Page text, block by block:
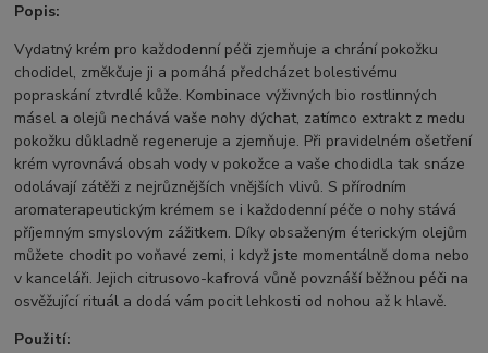
Popis:
Vydatný krém pro každodenní péči zjemňuje a chrání pokožku
chodidel, změkčuje ji a pomáhá předcházet bolestivému
popraskání ztvrdlé kůže. Kombinace výživných bio rostlinných
másel a olejů nechává vaše nohy dýchat, zatímco extrakt z medu
pokožku důkladně regeneruje a zjemňuje. Při pravidelném ošetření
krém vyrovnává obsah vody v pokožce a vaše chodidla tak snáze
odolávají zátěži z nejrůznějších vnějších vlivů. S přírodním
aromaterapeutickým krémem se i každodenní péče o nohy stává
příjemným smyslovým zážitkem. Díky obsaženým éterickým olejům
můžete chodit po voňavé zemi, i když jste momentálně doma nebo
v kanceláři. Jejich citrusovo-kafrová vůně povznáší běžnou péči na
osvěžující rituál a dodá vám pocit lehkosti od nohou až k hlavě.
Použití: